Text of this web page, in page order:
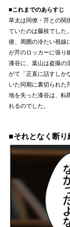
■これまでのあらすじ
草太は同僚・芹との関
ていたのは藤枝でした
後、周囲の冷たい視線
が芹のロッカーに張り
漆谷に、葉山は盗撮
がて「正直に話すしか
いた同期に裏切られた
地を失った漆谷は、転
れるのでした。
■それとなく断